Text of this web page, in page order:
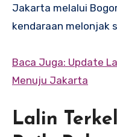
Jakarta melalui
kendaraan melonjak
Baca Juga: Update
Menuju Jakarta
Lalin